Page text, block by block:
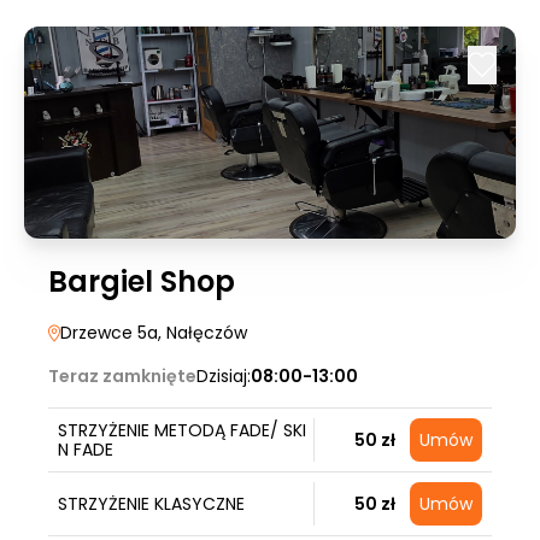
Bargiel Shop
Drzewce 5a, Nałęczów
Teraz zamknięteDzisiaj:08:00-13:00
STRZYŻENIE METODĄ FADE/ SKI
N FADE
50 zł Umów
STRZYŻENIE KLASYCZNE 50 zł Umów